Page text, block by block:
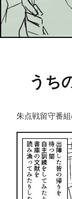
うち
朱点戦留守番